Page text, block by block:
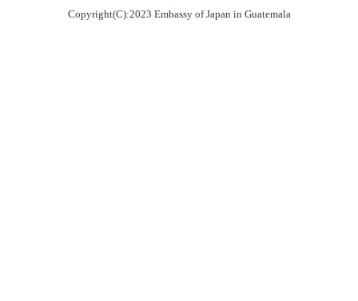
Copyright(C):2023 Embassy of Japan in Guatemala